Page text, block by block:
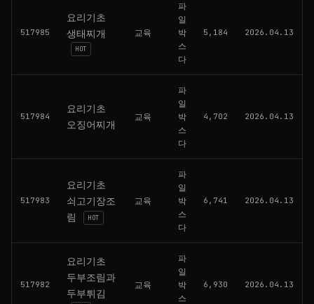
517985
요리기초
생태찌개
HOT
교육
파
일
박
스
다
5,184 2026.04.13
517984
요리기초
오징어찌개
교육
파
일
박
스
다
4,702 2026.04.13
517983
요리기초
쇠고기장조
림
HOT
교육
파
일
박
스
다
6,741 2026.04.13
517982
요리기초
두부조림과
두부튀김
교육
파
일
박
스
6,930 2026.04.13